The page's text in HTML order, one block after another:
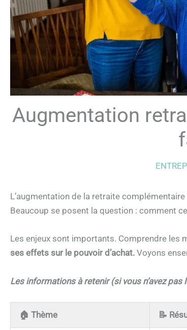
Augmentation
L’augmentation de la retraite complémentaire
Beaucoup se posent la question : comment
Les enjeux sont importants. Comprendre les
ses effets sur le pouvoir d’achat. Voyons
Les informations à retenir (si vous n’avez
🏠 Thème 📝